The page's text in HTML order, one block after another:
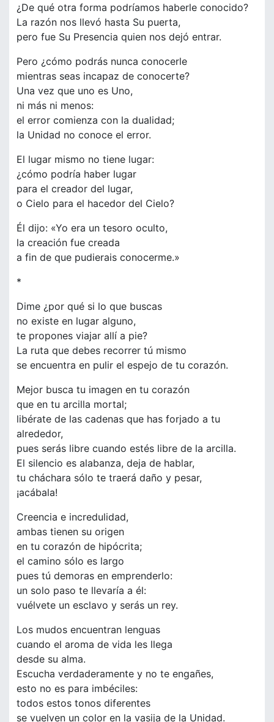
¿De qué otra forma podríamos haberle conocido?
La razón nos llevó hasta Su puerta,
pero fue Su Presencia quien nos dejó entrar.
Pero ¿cómo podrás nunca conocerle
mientras seas incapaz de conocerte?
Una vez que uno es Uno,
ni más ni menos:
el error comienza con la dualidad;
la Unidad no conoce el error.
El lugar mismo no tiene lugar:
¿cómo podría haber lugar
para el creador del lugar,
o Cielo para el hacedor del Cielo?
Él dijo: «Yo era un tesoro oculto,
la creación fue creada
a fin de que pudierais conocerme.»
*
Dime ¿por qué si lo que buscas
no existe en lugar alguno,
te propones viajar allí a pie?
La ruta que debes recorrer tú mismo
se encuentra en pulir el espejo de tu corazón.
Mejor busca tu imagen en tu corazón
que en tu arcilla mortal;
libérate de las cadenas que has forjado a tu
alrededor,
pues serás libre cuando estés libre de la arcilla.
El silencio es alabanza, deja de hablar,
tu cháchara sólo te traerá daño y pesar,
¡acábala!
Creencia e incredulidad,
ambas tienen su origen
en tu corazón de hipócrita;
el camino sólo es largo
pues tú demoras en emprenderlo:
un solo paso te llevaría a él:
vuélvete un esclavo y serás un rey.
Los mudos encuentran lenguas
cuando el aroma de vida les llega
desde su alma.
Escucha verdaderamente y no te engañes,
esto no es para imbéciles:
todos estos tonos diferentes
se vuelven un color en la vasija de la Unidad.